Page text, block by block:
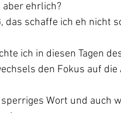
aber ehrlich?
das schaffe ich eh nicht
ich in diesen Tagen
den Fokus auf die
Wort und auch